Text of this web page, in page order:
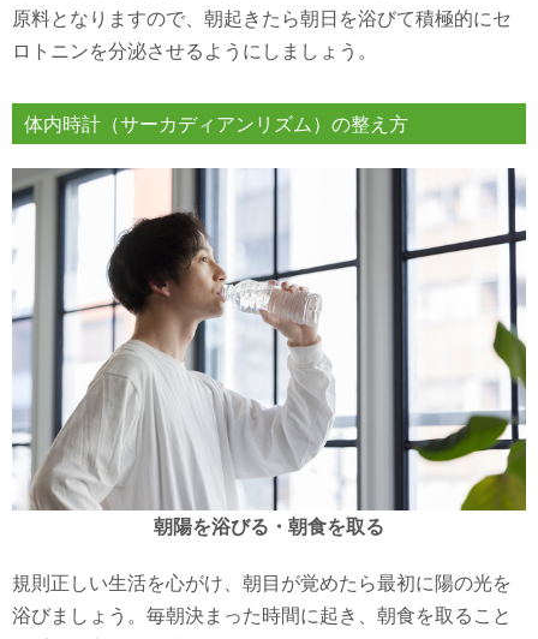
原料となりますので、朝起きたら朝日を浴びて積極的にセ
ロトニンを分泌させるようにしましょう。
体内時計（サーカディアンリズム）の整え方
朝陽を浴びる・朝食を取る
規則正しい生活を心がけ、朝目が覚めたら最初に陽の光を
浴びましょう。毎朝決まった時間に起き、朝食を取ること